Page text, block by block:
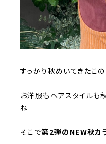
すっかり秋めいてきたこ
お洋服もヘアスタイルも
ね
そこで第2弾のNEW秋カ